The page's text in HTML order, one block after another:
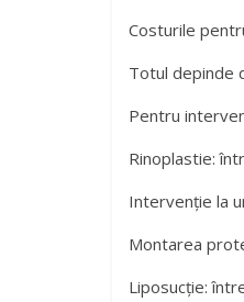
Costurile
Totul depinde
Pentru
Rinoplastie:
Intervenție la
Montarea
Liposucție: